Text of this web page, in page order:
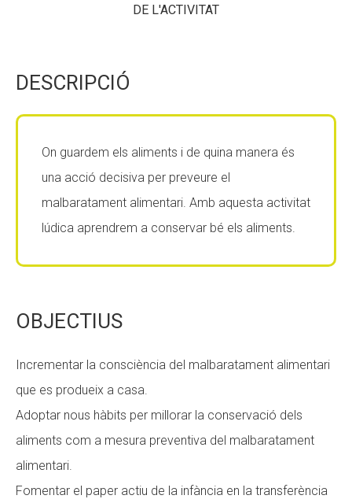
DE L'ACTIVITAT
DESCRIPCIÓ
On guardem els aliments i de quina manera és
una acció decisiva per preveure el
malbaratament alimentari. Amb aquesta activitat
lúdica aprendrem a conservar bé els aliments.
OBJECTIUS
Incrementar la consciència del malbaratament alimentari
que es produeix a casa.
Adoptar nous hàbits per millorar la conservació dels
aliments com a mesura preventiva del malbaratament
alimentari.
Fomentar el paper actiu de la infància en la transferència
Memòria d'activitats
ACTUALITAT
Notícies
Fes un donatiu
Treballa amb nosaltres
Memòria d'activitats
ACTUALITAT
Notícies
Fes un donatiu
Treballa amb nosaltres